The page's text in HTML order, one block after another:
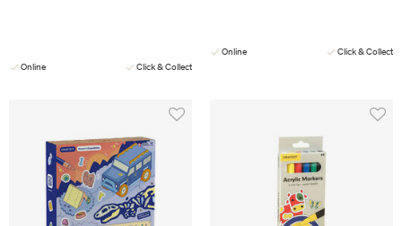
Online Click & Collect
Online Click & Collect